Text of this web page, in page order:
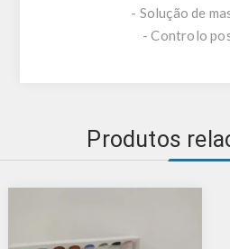
- Solução de
- Controlo
Produtos